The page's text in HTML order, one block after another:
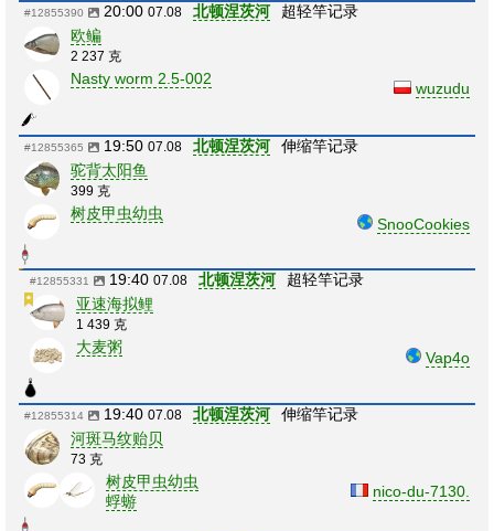
#12855390 20:00 07.08 北顿涅茨河
超轻竿记录
欧鳊
2 237 克
Nasty worm 2.5-002
wuzudu
#12855365 19:50 07.08 北顿涅茨河
伸缩竿记录
驼背太阳鱼
399 克
树皮甲虫幼虫
SnooCookies
#12855331 19:40 07.08 北顿涅茨河
超轻竿记录
亚速海拟鲤
1 439 克
大麦粥
Vap4o
#12855314 19:40 07.08 北顿涅茨河
伸缩竿记录
河斑马纹贻贝
73 克
树皮甲虫幼虫
蜉蝣
nico-du-7130.